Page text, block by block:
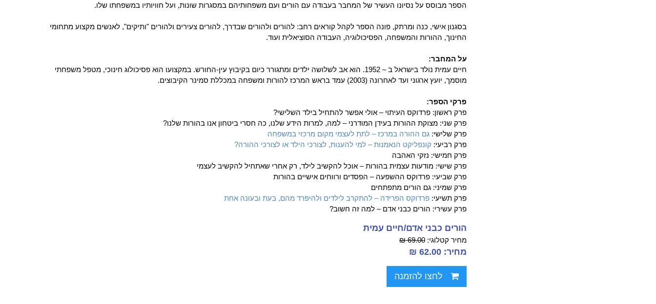
הספר מבוסס על נסיונו העשיר של המחבר בעבודה עם הורים ועם משפחותיהם במסגרות שונות, ועל חוויותיו במשפחתו שלו.
בסגנון אישי, כנה ומרתק, פונה הספר לקהל קוראים רחב: להורים ולהורים שבדרך, להורים צעירים ולהורים "ותיקים", לאנשים מקצוע מתחומי
החינוך, ההורות והמשפחה, הפסיכולוגיה, העבודה הסוציאלית ועוד.
על המחבר:
חיים עמית נולד בישראל ב – 1952. הוא אב לשלושה ילדים ומתגורר כיום בקיבוץ עין-החורש. במקצועו הוא פסיכולוג חינוכי, מטפל משפחתי
מוסמך, יועץ ארגוני ועד לאחרונה (2003) עמד בראש המרכז להורות ומשפחה במכללת סמינר הקיבוצים.
פרקי הספר:
פרק ראשון: פרדוקס העיתוי – אולי אפשר להתחיל בילד השלישי?
פרק שני: מצוקת ההורות בעידן המודרני – למה, למרות הידע שלנו, כה חסרי ביטחון אנו בהורות שלנו?
פרק שלישי: גם ההורה במרכז – לתת לעצמי מקום מרכזי במשפחה
פרק רביעי: קונפליקט הנאמנות – למי להענות, לצורכי הילד או לצורכי ההורה?
פרק חמישי: נזקי האהבה
פרק שישי: מודעות עצמית בהורות – אוכל להקשיב לילד, רק אחרי שאתחיל להקשיב לעצמי
פרק שביעי: פרדוקס ההשפעה – הפסדים ורווחים אישיים בהורות
פרק שמיני: גם הורים מתפתחים
פרק תשיעי: פרדוקס הפרידה – להתקרב לילדים ולהיפרד מהם, בעת ובעונה אחת
פרק עשירי: הורים כבני אדם – למה זה חשוב?
הורים כבני אדם/חיים עמית
מחיר קטלוגי: 69.00 ₪
מחיר: 62.00 ₪
לחצו להזמנה